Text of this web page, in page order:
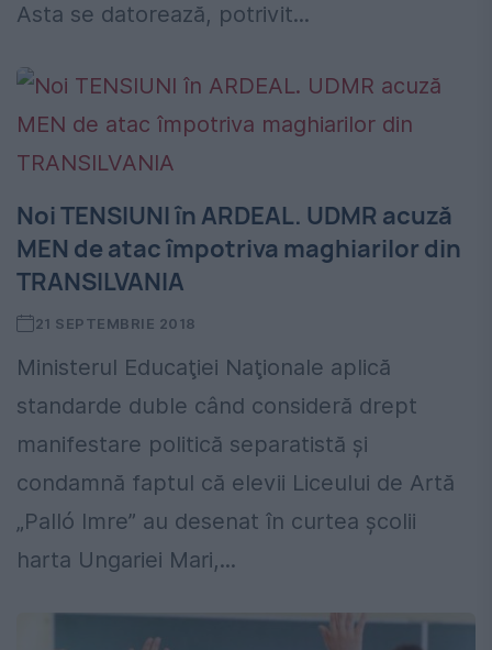
Asta se datorează, potrivit...
Noi TENSIUNI în ARDEAL. UDMR acuză
MEN de atac împotriva maghiarilor din
TRANSILVANIA
21 SEPTEMBRIE 2018
Ministerul Educaţiei Naţionale aplică
standarde duble când consideră drept
manifestare politică separatistă şi
condamnă faptul că elevii Liceului de Artă
„Palló Imre” au desenat în curtea şcolii
harta Ungariei Mari,...